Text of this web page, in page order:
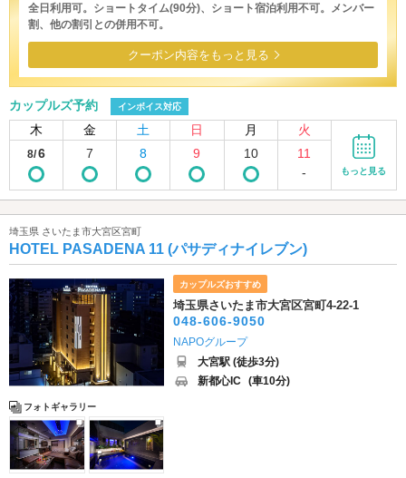
全日利用可。ショートタイム(90分)、ショート宿泊利用不可。メンバー
割、他の割引との併用不可。
クーポン内容をもっと見る
カップルズ予約 インボイス対応
木 金 土 日 月 火
8/6 7 8 9 10
11
-
もっと見る
埼玉県 さいたま市大宮区宮町
HOTEL PASADENA 11 (パサディナイレブン)
フォトギャラリー
カップルズおすすめ
埼玉県さいたま市大宮区宮町4-22-1
048-606-9050
NAPOグループ
大宮駅 (徒歩3分)
新都心IC (車10分)